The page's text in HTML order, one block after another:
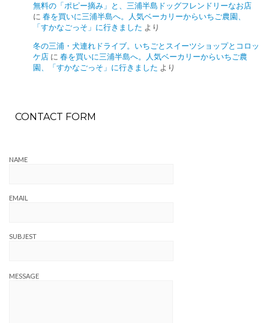
無料の「ポピー摘み」と、三浦半島ドッグフレンドリーなお店
に 春を買いに三浦半島へ。人気ベーカリーからいちご農園、
「すかなごっそ」に行きました より
冬の三浦・犬連れドライブ。いちごとスイーツショップとコロッ
ケ店 に 春を買いに三浦半島へ。人気ベーカリーからいちご農
園、「すかなごっそ」に行きました より
CONTACT FORM
NAME
EMAIL
SUBJEST
MESSAGE